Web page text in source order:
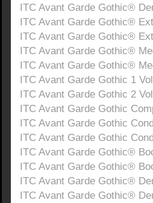
ITC Avant Garde Gothic®
ITC Avant Garde Gothic®
ITC Avant Garde Gothic®
ITC Avant Garde Gothic®
ITC Avant Garde Gothic®
ITC Avant Garde Gothic 1
ITC Avant Garde Gothic 2
ITC Avant Garde Gothic
ITC Avant Garde Gothic
ITC Avant Garde Gothic
ITC Avant Garde Gothic®
ITC Avant Garde Gothic®
ITC Avant Garde Gothic®
ITC Avant Garde Gothic®